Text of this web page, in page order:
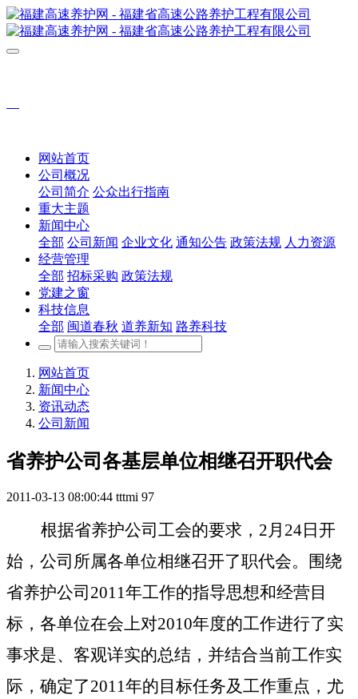
网站首页
公司概况
公司简介 公众出行指南
重大主题
新闻中心
全部 公司新闻 企业文化 通知公告 政策法规 人力资源
经营管理
全部 招标采购 政策法规
党建之窗
科技信息
全部 闽道春秋 道养新知 路养科技
网站首页
新闻中心
资讯动态
公司新闻
省养护公司各基层单位相继召开职代会
2011-03-13 08:00:44 tttmi 97
根据省养护公司工会的要求， 2月 24日开
始，公司所属各单位相继召开了职代会。围绕
省养护公司 2011年工作的指导思想和经营目
标，各单位在会上对2010年度的工作进行了实
事求是、客观详实的总结，并结合当前工作实
际，确定了2011年的目标任务及工作重点，尤